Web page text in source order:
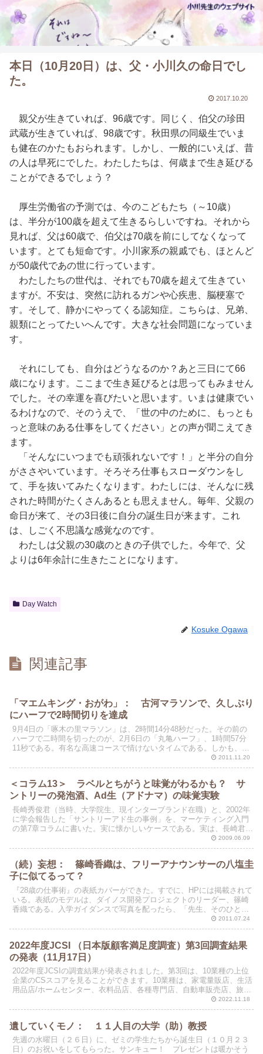
本日（10月20日）は、父・小川久の命日でし
た。
2017.10.20
親父が生きていれば、96歳です。同じく、伯父の珍田
武蔵が生きていれば、98歳です。秋田県の同級生でいま
も健在のかたもおられます。しかし、一般的にいえば、昔
の人は早死にでした。わたしたちは、何歳まで生き延びる
ことができるでしょう？
厚生労働省の予測では、今のこどもたち（～10歳）
は、半分が100歳を超えて生きるらしいですね。それから
見れば、父は60歳で、伯父は70歳を前にしてなくなって
います。とても短命です。小川家系の親戚でも、ほとんど
が50歳代であの世に行っています。
わたしたちの世代は、それでも70歳を超えて生きてい
ますが。不安は、突然に訪れるガンや心疾患、脳梗塞で
す。そして、静かにやってくる認知症。こちらは、兄弟、
親類にとってたいへんです。大きな社会問題になっていま
す。
それにしても、自分はどうなるのか？あと三日にて66
歳になります。ここまで生き延びるとは思ってもみません
でした。その幸運を喜びたいと思います。いまは健康でい
るわけなので、そのうえで、「世の中のために、もっとも
っと意味のある仕事をしてください」との声が聞こえてき
ます。
「そんなにいつまでも頑張れないです！」と半分の自分
がささやいています。そろそろ仕事もスローダウンをし
て、手を抜いてみたくなります。わたしには、そんなに残
された時間がたくさんあるとも思えません。毎年、父親の
命日が来て、その3日後に自分の誕生日が来ます。これ
は、しごく不思議な感覚なのです。
わたしは父親の30歳のときの子供でした。今年で、父
よりは6年余計に生きたことになります。
Day Watch
Kosuke Ogawa
関連記事
「マエムキング・おがわ」： 古河マラソンで、久しぶり
にハーフで2時間切りを達成
9月4日の「啄木の里マラソン」は、2時間14分48秒だった。その前の
ハーフで二時間を切ったのが、2月6日の「丸亀ハーフ」、1時間57分
11秒である。有名な高速コースで情けないタイムである。しかも、そ
2011.11.20
＜コラム13＞ ラベルとちがうと味覚がわるかも？ サ
ントリーの発泡酒、Ad生（アドナマ）の味覚実験
長崎秀俊君（当時、大学院生、現インターブランド在職）と、2002年
に学会報告した「サントリーアド生の事例」を、マーケティング入門
の第7章コラムに書いた。実に懐かしいケースである。実は、長崎君の
2009.06.09
（続）妄想： 篠崎香織は、フリーアナウンサーの八塩圭
子に似てるって？
『28歳の仕事術』の表紙カバーができた。すでに、HPには掲載されて
いる。表紙のモデルは、ダイノス開発プロジェクトのリーダー、篠崎
香織である。入学ガイダンスで写真を配ったら、「先生、そのひと、
2011.07.24
2022年度JCSI （日本版顧客満足度調査）第3回調査結果
の発表（11月17日）
2022年度JCSIの調査結果が発表されました。第3回は、10業種の上位
企業のCSスコアを見ることができます。10業種は、家電量販店、生活
用品店/ホームセンター、衣料品店、各種専門店、自動車販売店、旅
2022.11.18
遺していくモノ： １１人目の大学（助）教授
先週の水曜日（２６日）に、ゼミの学生たちから誕生日（１０月２３
日）のお祝いをしてもらった。サンキュー！ プレゼントは暖かそう